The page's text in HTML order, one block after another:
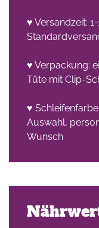
♥ Versandzeit:
♥ Verpackung:
Tüte mit Clip-
♥
Auswahl,
Wunsch